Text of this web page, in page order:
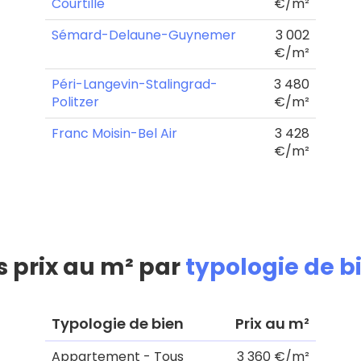
Sémard-Delaune-Guynemer
3 002
€/m²
Péri-Langevin-Stalingrad-
Politzer
3 480
€/m²
Franc Moisin-Bel Air
3 428
€/m²
prix au m² partypologie de
Typologie de bien Prix au m²
Appartement - Tous 3 360 €/m²